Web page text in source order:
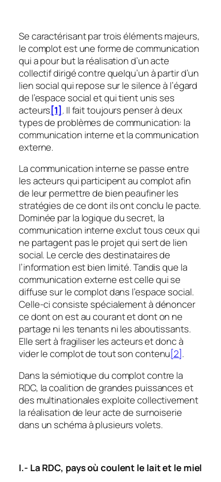
Se caractérisant par trois éléments majeurs,
le complot est une forme de communication
qui a pour but la réalisation d’un acte
collectif dirigé contre quelqu’un à partir d’un
lien social qui repose sur le silence à l’égard
de l’espace social et qui tient unis ses
acteurs[1]. Il fait toujours penser à deux
types de problèmes de communication: la
communication interne et la communication
externe.
La communication interne se passe entre
les acteurs qui participent au complot afin
de leur permettre de bien peaufiner les
stratégies de ce dont ils ont conclu le pacte.
Dominée par la logique du secret, la
communication interne exclut tous ceux qui
ne partagent pas le projet qui sert de lien
social. Le cercle des destinataires de
l’information est bien limité. Tandis que la
communication externe est celle qui se
diffuse sur le complot dans l’espace social.
Celle-ci consiste spécialement à dénoncer
ce dont on est au courant et dont on ne
partage ni les tenants ni les aboutissants.
Elle sert à fragiliser les acteurs et donc à
vider le complot de tout son contenu[2].
Dans la sémiotique du complot contre la
RDC, la coalition de grandes puissances et
des multinationales exploite collectivement
la réalisation de leur acte de surnoiserie
dans un schéma à plusieurs volets.
I.- La RDC, pays où coulent le lait et le miel